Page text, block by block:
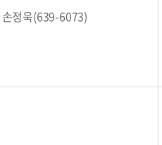
손정욱(639-6073)